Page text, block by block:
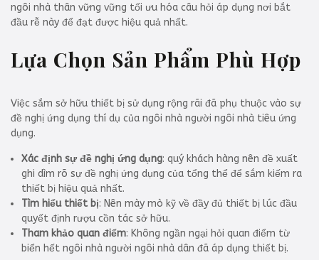
ngôi nhà thân vững vững tối ưu hóa câu hỏi áp dụng nơi bắt
đầu rễ này để đạt được hiệu quả nhất.
Lựa Chọn Sản Phẩm Phù Hợp
Việc sắm sở hữu thiết bị sử dụng rộng rãi đã phụ thuộc vào sự
đề nghị ứng dụng thí dụ của ngôi nhà người ngôi nhà tiêu ứng
dụng.
Xác định sự đề nghị ứng dụng: quý khách hàng nên đề xuất
ghi dìm rõ sự đề nghị ứng dụng của tổng thể để sắm kiếm ra
thiết bị hiệu quả nhất.
Tìm hiểu thiết bị: Nên mày mò kỹ về đầy đủ thiết bị lúc đầu
quyết định rượu cồn tác sở hữu.
Tham khảo quan điểm: Không ngần ngại hỏi quan điểm từ
biển hết ngôi nhà người ngôi nhà dân đã áp dụng thiết bị.